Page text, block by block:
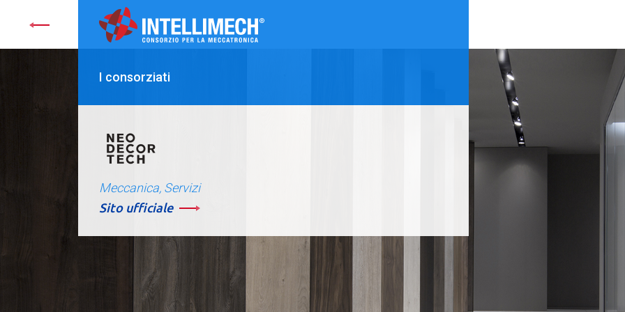
I consorziati
Meccanica, Servizi
Sito ufficiale